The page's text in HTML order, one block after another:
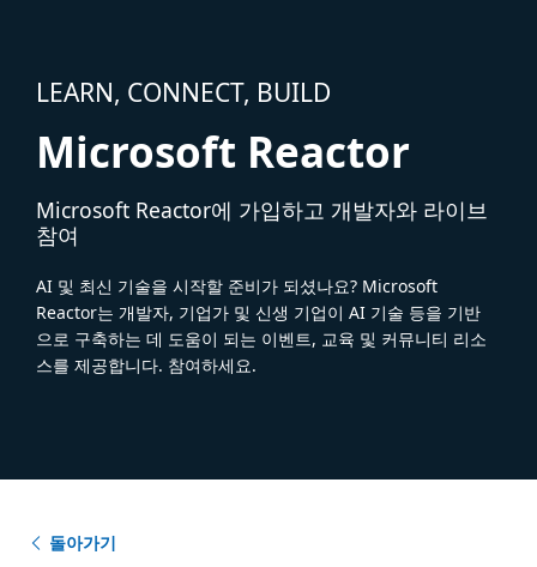
LEARN, CONNECT, BUILD
Microsoft Reactor
Microsoft Reactor에 가입하고 개발자와 라이브
참여
AI 및 최신 기술을 시작할 준비가 되셨나요? Microsoft
Reactor는 개발자, 기업가 및 신생 기업이 AI 기술 등을 기반
으로 구축하는 데 도움이 되는 이벤트, 교육 및 커뮤니티 리소
스를 제공합니다. 참여하세요.
돌아가기